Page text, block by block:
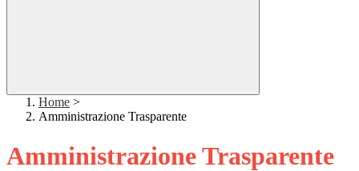
Home >
Amministrazione Trasparente
Amministrazione Trasparente